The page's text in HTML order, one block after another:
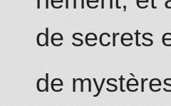
de secrets
de